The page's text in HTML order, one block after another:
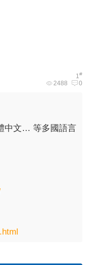
1#
2488 0
中文… 等多國語言